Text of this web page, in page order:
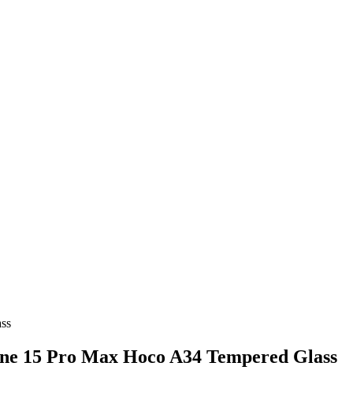
Pro Max Hoco A34 Tempered Glass